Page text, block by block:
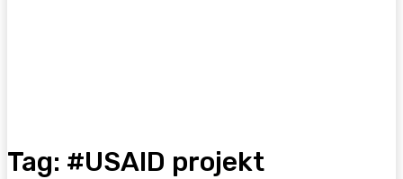
Tag: #USAID projekt